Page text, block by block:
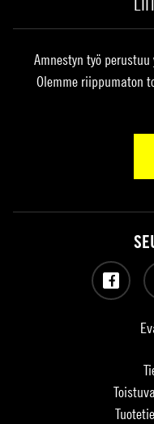
Amnestyn työ
Olemme riippumaton
Facebook